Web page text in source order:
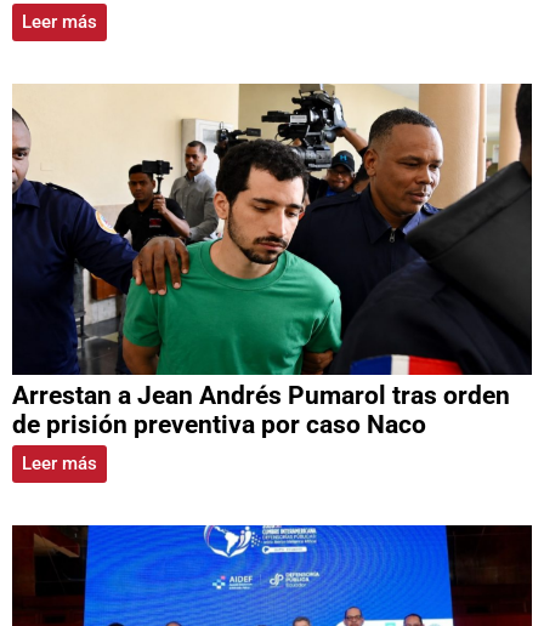
Leer más
Arrestan a Jean Andrés Pumarol tras orden
de prisión preventiva por caso Naco
Leer más